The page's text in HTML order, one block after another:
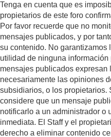
Tenga en cuenta que es
propietarios de este foro
Por favor recuerde que no
mensajes publicados, y por
su contenido. No garantizamos
utilidad de ninguna
mensajes publicados expresan
necesariamente las opiniones
subsidiarios, o los propietarios.
considere que un mensaje
notificarlo a un administrador o
inmediata. El Staff y el
derecho a eliminar contenido